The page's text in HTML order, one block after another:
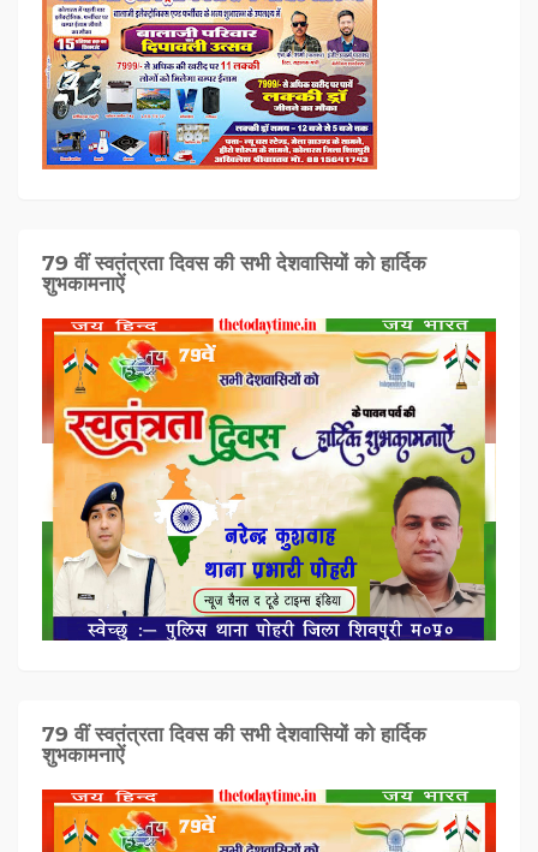
79 वीं स्वतंत्रता दिवस की सभी देशवासियों को हार्दिक
शुभकामनाऐं
79 वीं स्वतंत्रता दिवस की सभी देशवासियों को हार्दिक
शुभकामनाऐं